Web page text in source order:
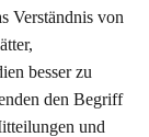
Verständnis von
besser zu
den Begriff
und